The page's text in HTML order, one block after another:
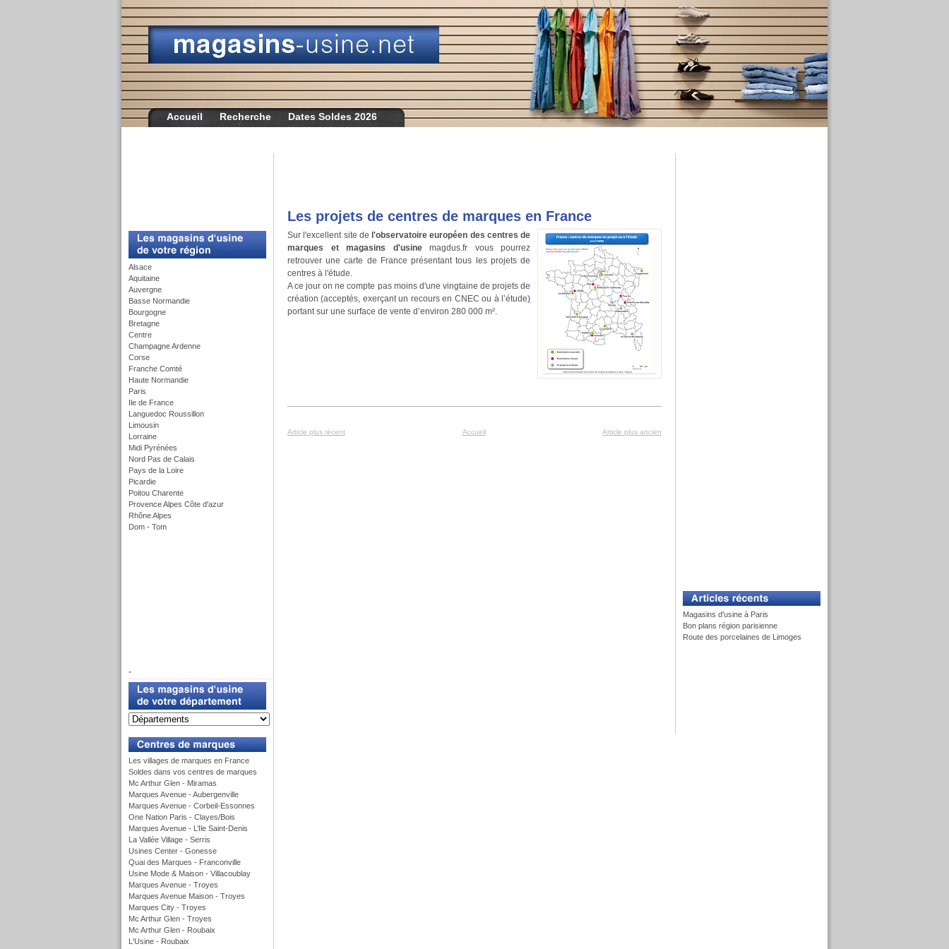
Accueil Recherche Dates Soldes 2026
Alsace
Aquitaine
Auvergne
Basse Normandie
Bourgogne
Bretagne
Centre
Champagne Ardenne
Corse
Franche Comté
Haute Normandie
Paris
Ile de France
Languedoc Roussillon
Limousin
Lorraine
Midi Pyrénées
Nord Pas de Calais
Pays de la Loire
Picardie
Poitou Charente
Provence Alpes Côte d'azur
Rhône Alpes
Dom - Tom
-
Les villages de marques en France
Soldes dans vos centres de marques
Mc Arthur Glen - Miramas
Marques Avenue - Aubergenville
Marques Avenue - Corbeil-Essonnes
One Nation Paris - Clayes/Bois
Marques Avenue - L’Ile Saint-Denis
La Vallée Village - Serris
Usines Center - Gonesse
Quai des Marques - Franconville
Usine Mode & Maison - Villacoublay
Marques Avenue - Troyes
Marques Avenue Maison - Troyes
Marques City - Troyes
Mc Arthur Glen - Troyes
Mc Arthur Glen - Roubaix
L'Usine - Roubaix
Les projets de centres de marques en France
Sur l'excellent site de l'observatoire européen des centres de
marques et magasins d'usinemagdus.fr vous pourrez
retrouver une carte de France présentant tous les projets de
centres à l'étude.
A ce jour on ne compte pas moins d'une vingtaine de projets de
création(acceptés, exerçant un recours en CNEC ou à l’étude)
portant sur une surface de vente d’environ 280 000 m².
Article plus récent Article plus ancien
Accueil
Magasins d'usine à Paris
Bon plans région parisienne
Route des porcelaines de Limoges